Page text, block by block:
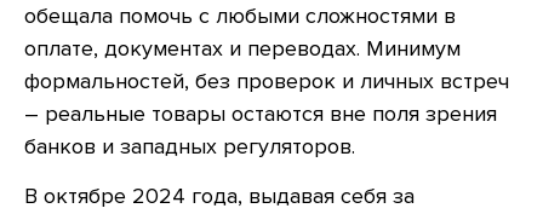
обещала помочь с любыми сложностями в
оплате, документах и переводах. Минимум
формальностей, без проверок и личных встреч
– реальные товары остаются вне поля зрения
банков и западных регуляторов.
В октябре 2024 года, выдавая себя за